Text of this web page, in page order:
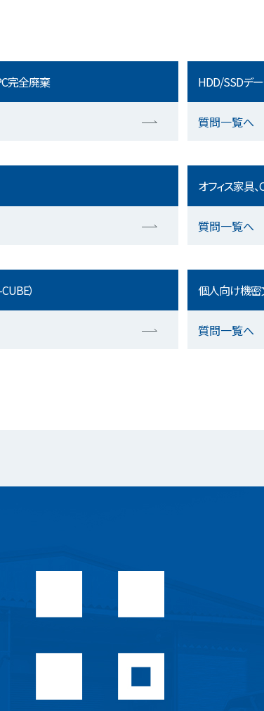
完全廃棄 HDD/SSDデ
質問一覧へ
オフィス家具
質問一覧へ
） 個人向け機
質問一覧へ